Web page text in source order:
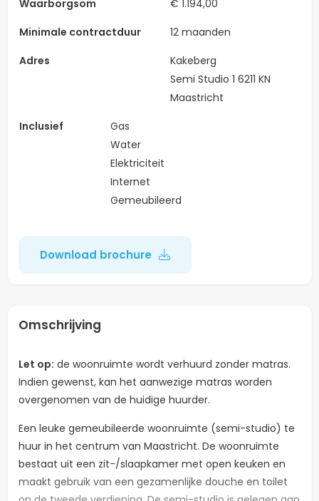
Waarborgsom
€ 1.194,00
Minimale contractduur
12 maanden
Adres
Kakeberg
Semi Studio 1 6211 KN
Maastricht
Inclusief
Gas
Water
Elektriciteit
Internet
Gemeubileerd
Download brochure
Omschrijving
Let op: de woonruimte wordt verhuurd zonder matras.
Indien gewenst, kan het aanwezige matras worden
overgenomen van de huidige huurder.
Een leuke gemeubileerde woonruimte (semi-studio) te
huur in het centrum van Maastricht. De woonruimte
bestaat uit een zit-/slaapkamer met open keuken en
maakt gebruik van een gezamenlijke douche en toilet